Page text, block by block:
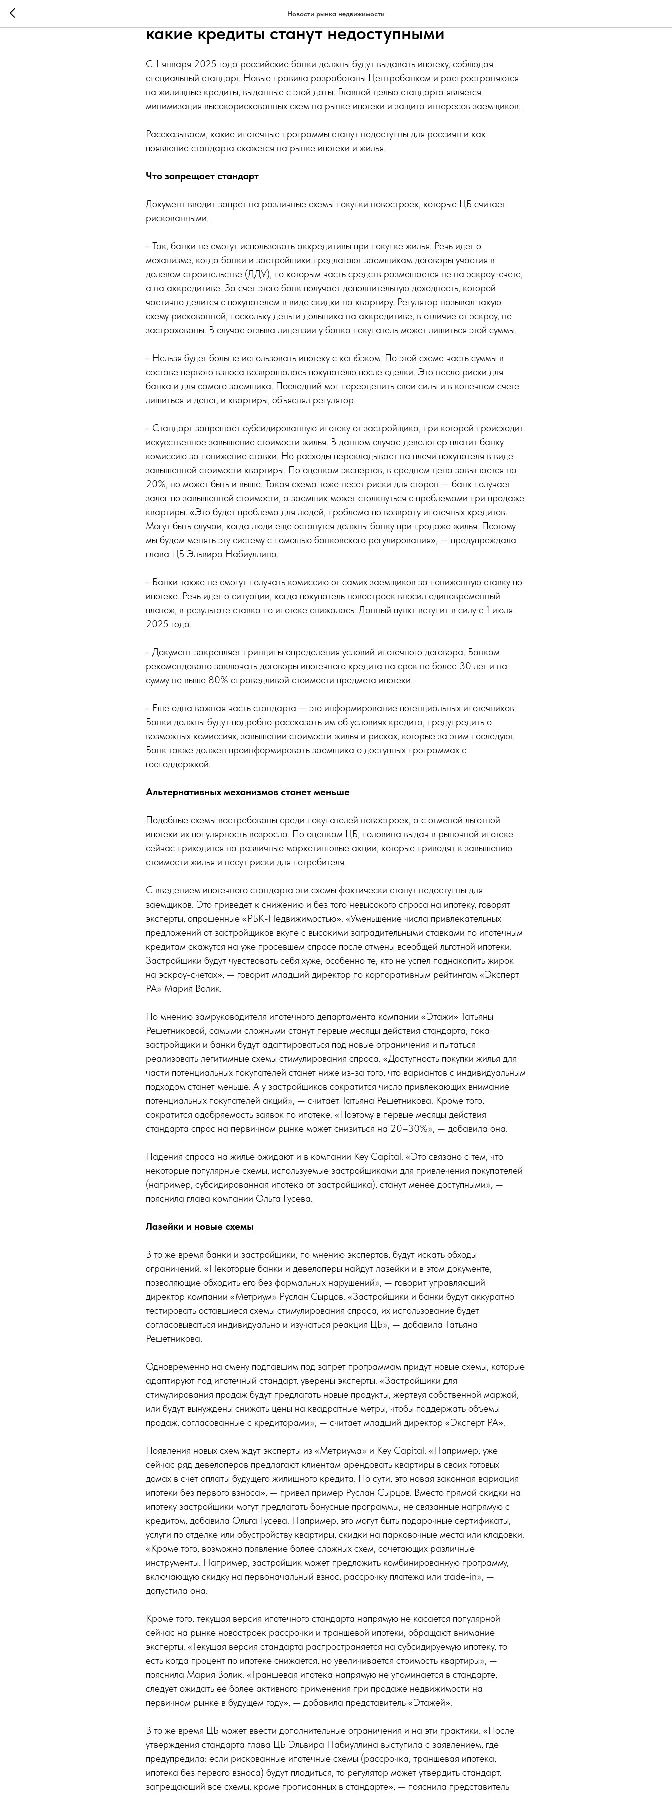
Новости рынка недвижимости
С января заработает ипотечный стандарт:
какие кредиты станут недоступными
С 1 января 2025 года российские банки должны будут выдавать ипотеку, соблюдая
специальный стандарт. Новые правила разработаны Центробанком и распространяются
на жилищные кредиты, выданные с этой даты. Главной целью стандарта является
минимизация высокорискованных схем на рынке ипотеки и защита интересов заемщиков.
Рассказываем, какие ипотечные программы станут недоступны для россиян и как
появление стандарта скажется на рынке ипотеки и жилья.
Что запрещает стандарт
Документ вводит запрет на различные схемы покупки новостроек, которые ЦБ считает
рискованными.
- Так, банки не смогут использовать аккредитивы при покупке жилья. Речь идет о
механизме, когда банки и застройщики предлагают заемщикам договоры участия в
долевом строительстве (ДДУ), по которым часть средств размещается не на эскроу-счете,
а на аккредитиве. За счет этого банк получает дополнительную доходность, которой
частично делится с покупателем в виде скидки на квартиру. Регулятор называл такую
схему рискованной, поскольку деньги дольщика на аккредитиве, в отличие от эскроу, не
застрахованы. В случае отзыва лицензии у банка покупатель может лишиться этой суммы.
- Нельзя будет больше использовать ипотеку с кешбэком. По этой схеме часть суммы в
составе первого взноса возвращалась покупателю после сделки. Это несло риски для
банка и для самого заемщика. Последний мог переоценить свои силы и в конечном счете
лишиться и денег, и квартиры, объяснял регулятор.
- Стандарт запрещает субсидированную ипотеку от застройщика, при которой происходит
искусственное завышение стоимости жилья. В данном случае девелопер платит банку
комиссию за понижение ставки. Но расходы перекладывает на плечи покупателя в виде
завышенной стоимости квартиры. По оценкам экспертов, в среднем цена завышается на
20%, но может быть и выше. Такая схема тоже несет риски для сторон — банк получает
залог по завышенной стоимости, а заемщик может столкнуться с проблемами при продаже
квартиры. «Это будет проблема для людей, проблема по возврату ипотечных кредитов.
Могут быть случаи, когда люди еще останутся должны банку при продаже жилья. Поэтому
мы будем менять эту систему с помощью банковского регулирования», — предупреждала
глава ЦБ Эльвира Набиуллина.
- Банки также не смогут получать комиссию от самих заемщиков за пониженную ставку по
ипотеке. Речь идет о ситуации, когда покупатель новостроек вносил единовременный
платеж, в результате ставка по ипотеке снижалась. Данный пункт вступит в силу с 1 июля
2025 года.
- Документ закрепляет принципы определения условий ипотечного договора. Банкам
рекомендовано заключать договоры ипотечного кредита на срок не более 30 лет и на
сумму не выше 80% справедливой стоимости предмета ипотеки.
- Еще одна важная часть стандарта — это информирование потенциальных ипотечников.
Банки должны будут подробно рассказать им об условиях кредита, предупредить о
возможных комиссиях, завышении стоимости жилья и рисках, которые за этим последуют.
Банк также должен проинформировать заемщика о доступных программах с
господдержкой.
Альтернативных механизмов станет меньше
Подобные схемы востребованы среди покупателей новостроек, а с отменой льготной
ипотеки их популярность возросла. По оценкам ЦБ, половина выдач в рыночной ипотеке
сейчас приходится на различные маркетинговые акции, которые приводят к завышению
стоимости жилья и несут риски для потребителя.
С введением ипотечного стандарта эти схемы фактически станут недоступны для
заемщиков. Это приведет к снижению и без того невысокого спроса на ипотеку, говорят
эксперты, опрошенные «РБК-Недвижимостью». «Уменьшение числа привлекательных
предложений от застройщиков вкупе с высокими заградительными ставками по ипотечным
кредитам скажутся на уже просевшем спросе после отмены всеобщей льготной ипотеки.
Застройщики будут чувствовать себя хуже, особенно те, кто не успел поднакопить жирок
на эскроу-счетах», — говорит младший директор по корпоративным рейтингам «Эксперт
РА» Мария Волик.
По мнению замруководителя ипотечного департамента компании «Этажи» Татьяны
Решетниковой, самыми сложными станут первые месяцы действия стандарта, пока
застройщики и банки будут адаптироваться под новые ограничения и пытаться
реализовать легитимные схемы стимулирования спроса. «Доступность покупки жилья для
части потенциальных покупателей станет ниже из-за того, что вариантов с индивидуальным
подходом станет меньше. А у застройщиков сократится число привлекающих внимание
потенциальных покупателей акций», — считает Татьяна Решетникова. Кроме того,
сократится одобряемость заявок по ипотеке. «Поэтому в первые месяцы действия
стандарта спрос на первичном рынке может снизиться на 20–30%», — добавила она.
Падения спроса на жилье ожидают и в компании Key Capital. «Это связано с тем, что
некоторые популярные схемы, используемые застройщиками для привлечения покупателей
(например, субсидированная ипотека от застройщика), станут менее доступными», —
пояснила глава компании Ольга Гусева.
Лазейки и новые схемы
В то же время банки и застройщики, по мнению экспертов, будут искать обходы
ограничений. «Некоторые банки и девелоперы найдут лазейки и в этом документе,
позволяющие обходить его без формальных нарушений», — говорит управляющий
директор компании «Метриум» Руслан Сырцов. «Застройщики и банки будут аккуратно
тестировать оставшиеся схемы стимулирования спроса, их использование будет
согласовываться индивидуально и изучаться реакция ЦБ», — добавила Татьяна
Решетникова.
Одновременно на смену подпавшим под запрет программам придут новые схемы, которые
адаптируют под ипотечный стандарт, уверены эксперты. «Застройщики для
стимулирования продаж будут предлагать новые продукты, жертвуя собственной маржой,
или будут вынуждены снижать цены на квадратные метры, чтобы поддержать объемы
продаж, согласованные с кредиторами», — считает младший директор «Эксперт РА».
Появления новых схем ждут эксперты из «Метриума» и Key Capital. «Например, уже
сейчас ряд девелоперов предлагают клиентам арендовать квартиры в своих готовых
домах в счет оплаты будущего жилищного кредита. По сути, это новая законная вариация
ипотеки без первого взноса», — привел пример Руслан Сырцов. Вместо прямой скидки на
ипотеку застройщики могут предлагать бонусные программы, не связанные напрямую с
кредитом, добавила Ольга Гусева. Например, это могут быть подарочные сертификаты,
услуги по отделке или обустройству квартиры, скидки на парковочные места или кладовки.
«Кроме того, возможно появление более сложных схем, сочетающих различные
инструменты. Например, застройщик может предложить комбинированную программу,
включающую скидку на первоначальный взнос, рассрочку платежа или trade-in», —
допустила она.
Кроме того, текущая версия ипотечного стандарта напрямую не касается популярной
сейчас на рынке новостроек рассрочки и траншевой ипотеки, обращают внимание
эксперты. «Текущая версия стандарта распространяется на субсидируемую ипотеку, то
есть когда процент по ипотеке снижается, но увеличивается стоимость квартиры», —
пояснила Мария Волик. «Траншевая ипотека напрямую не упоминается в стандарте,
следует ожидать ее более активного применения при продаже недвижимости на
первичном рынке в будущем году», — добавила представитель «Этажей».
В то же время ЦБ может ввести дополнительные ограничения и на эти практики. «После
утверждения стандарта глава ЦБ Эльвира Набиуллина выступила с заявлением, где
предупредила: если рискованные ипотечные схемы (рассрочка, траншевая ипотека,
ипотека без первого взноса) будут плодиться, то регулятор может утвердить стандарт,
запрещающий все схемы, кроме прописанных в стандарте», — пояснила представитель